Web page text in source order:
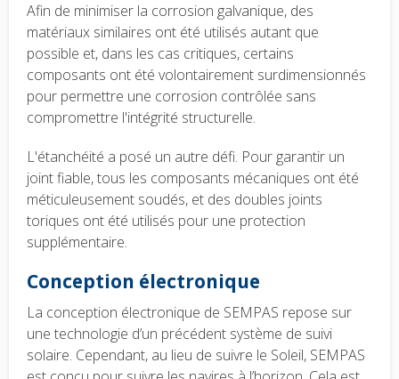
Afin de minimiser la corrosion galvanique, des
matériaux similaires ont été utilisés autant que
possible et, dans les cas critiques, certains
composants ont été volontairement surdimensionnés
pour permettre une corrosion contrôlée sans
compromettre l'intégrité structurelle.
L'étanchéité a posé un autre défi. Pour garantir un
joint fiable, tous les composants mécaniques ont été
méticuleusement soudés, et des doubles joints
toriques ont été utilisés pour une protection
supplémentaire.
Conception électronique
La conception électronique de SEMPAS repose sur
une technologie d’un précédent système de suivi
solaire. Cependant, au lieu de suivre le Soleil, SEMPAS